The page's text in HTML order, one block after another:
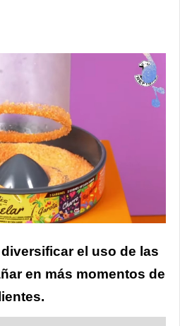
el uso de las
en más momentos de